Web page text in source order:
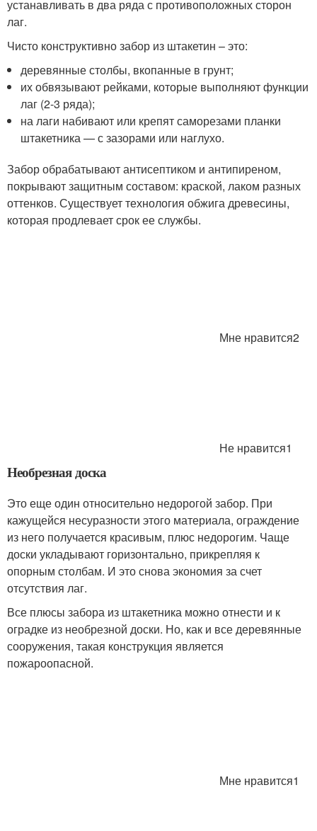
устанавливать в два ряда с противоположных сторон
лаг.
Чисто конструктивно забор из штакетин – это:
деревянные столбы, вкопанные в грунт;
их обвязывают рейками, которые выполняют функции
лаг (2-3 ряда);
на лаги набивают или крепят саморезами планки
штакетника — с зазорами или наглухо.
Забор обрабатывают антисептиком и антипиреном,
покрывают защитным составом: краской, лаком разных
оттенков. Существует технология обжига древесины,
которая продлевает срок ее службы.
Мне нравится2
Не нравится1
Необрезная доска
Это еще один относительно недорогой забор. При
кажущейся несуразности этого материала, ограждение
из него получается красивым, плюс недорогим. Чаще
доски укладывают горизонтально, прикрепляя к
опорным столбам. И это снова экономия за счет
отсутствия лаг.
Все плюсы забора из штакетника можно отнести и к
оградке из необрезной доски. Но, как и все деревянные
сооружения, такая конструкция является
пожароопасной.
Мне нравится1